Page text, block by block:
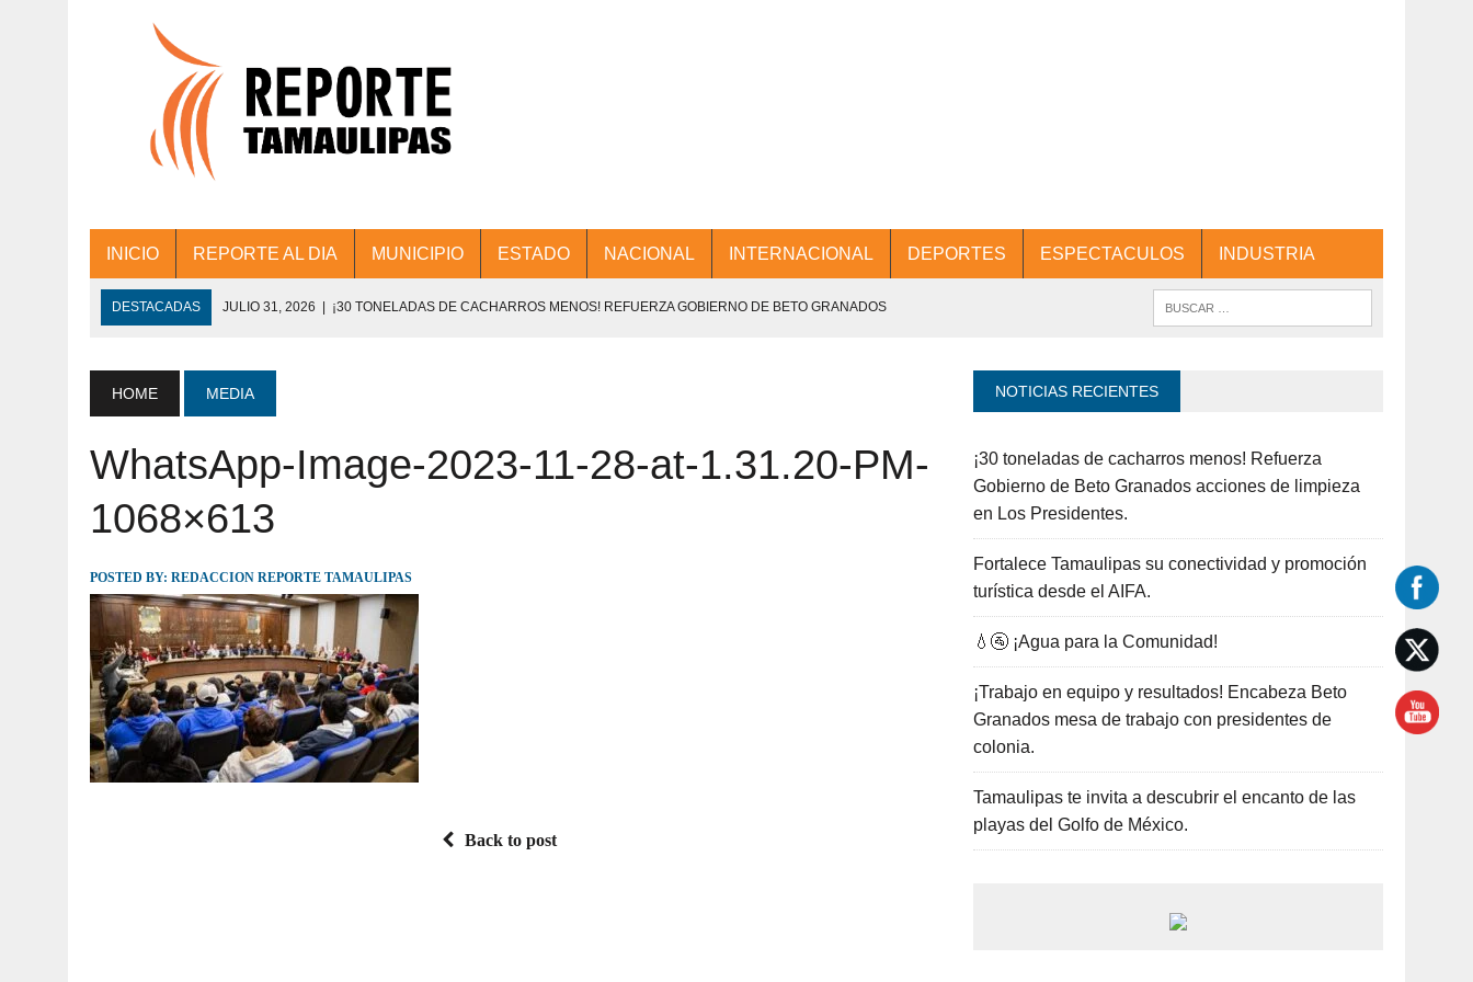
INICIO REPORTE AL DIA MUNICIPIO ESTADO NACIONAL INTERNACIONAL DEPORTES ESPECTACULOS INDUSTRIA
DESTACADAS JULIO 31, 2026 | ¡30 TONELADAS DE CACHARROS MENOS! REFUERZA GOBIERNO DE BETO GRANADOS
JULIO 30, 2026 | 💧🚰 ¡AGUA PARA LA COMUNIDAD!
JULIO 30, 2026 ¡TRABAJO EN EQUIPO Y RESULTADOS! ENCABEZA BETO GRANADOS MESA DE TRABAJO CON PRESIDENTES
JULIO 30, 2026 | TAMAULIPAS TE INVITA A DESCUBRIR EL ENCANTO DE LAS PLAYAS DEL GOLFO DE MÉXICO.
HOME MEDIA
WhatsApp-Image-2023-11-28-at-1.31.20-PM-
1068×613
POSTED BY: REDACCION REPORTE TAMAULIPAS
Back to post
NOTICIAS RECIENTES
¡30 toneladas de cacharros menos! Refuerza
Gobierno de Beto Granados acciones de limpieza
en Los Presidentes.
Fortalece Tamaulipas su conectividad y promoción
turística desde el AIFA.
💧🚰 ¡Agua para la Comunidad!
¡Trabajo en equipo y resultados! Encabeza Beto
Granados mesa de trabajo con presidentes de
colonia.
Tamaulipas te invita a descubrir el encanto de las
playas del Golfo de México.